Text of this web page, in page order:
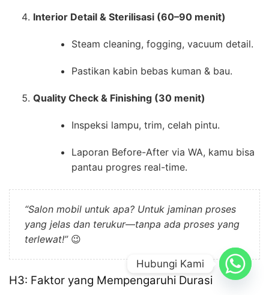
Interior Detail & Sterilisasi (60–90 menit)
Steam cleaning, fogging, vacuum detail.
Pastikan kabin bebas kuman & bau.
Quality Check & Finishing (30 menit)
Inspeksi lampu, trim, celah pintu.
Laporan Before-After via WA, kamu bisa
pantau progres real-time.
“Salon mobil untuk apa? Untuk jaminan proses
yang jelas dan terukur—tanpa ada proses yang
terlewat!”😉
H3: Faktor yang Mempengaruhi Durasi
Hubungi Kami